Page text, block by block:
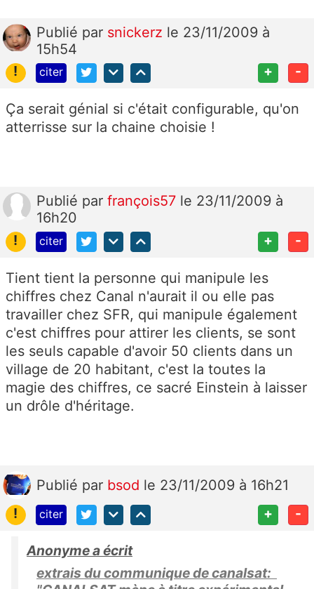
Publié par snickerz le 23/11/2009 à
15h54
!
citer + -
Ça serait génial si c'était configurable, qu'on
atterrisse sur la chaine choisie !
Publié par françois57 le 23/11/2009 à
16h20
!
citer + -
Tient tient la personne qui manipule les
chiffres chez Canal n'aurait il ou elle pas
travailler chez SFR, qui manipule également
c'est chiffres pour attirer les clients, se sont
les seuls capable d'avoir 50 clients dans un
village de 20 habitant, c'est la toutes la
magie des chiffres, ce sacré Einstein à laisser
un drôle d'héritage.
Publié par bsod le 23/11/2009 à 16h21
!
citer + -
Anonyme a écrit
extrais du communique de canalsat: